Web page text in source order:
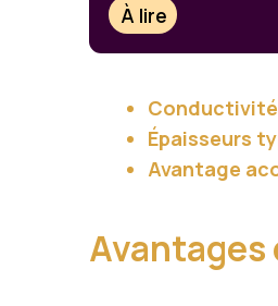
À lire
Épaisseurs
Avantage
Avantages